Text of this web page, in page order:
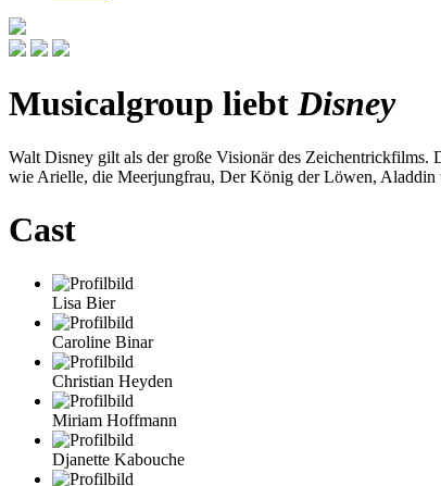
Musicalgroup liebtDisney
Walt Disney gilt als der große Visionär des Zeichentrickfilms.
wie Arielle, die Meerjungfrau, Der König der Löwen, Aladdin
Cast
Lisa Bier
Caroline Binar
Christian Heyden
Miriam Hoffmann
Djanette Kabouche